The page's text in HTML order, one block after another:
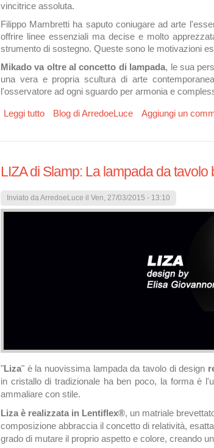
vincitrice assoluta.
Filippo Mambretti ha saputo coniugare ad arte
offrire linee essenziali ma decise e molto
strumento di sostegno. Queste sono le motivazioni
Mikado va oltre al concetto di lampada, le sua
una vera e propria scultura di arte
l'osservatore ad ogni sguardo per armonia e
Leggi tuttosu Young&Design 2015: Vince Morosini
Blog di ArredoeLuce Aggiungi un
LIZA di Slamp: La lampada da
Inviato daArredoeLuce il Ven, 27/03/2015 - 13:10
"Liza" è la nuovissima lampada da tavolo di design
in cristallo di tradizionale ha ben poco, la forma è
ammaliare con stile.
Liza è realizzata in Lentiflex®, un matriale
composizione abbraccia il concetto di relatività,
grado di mutare il proprio aspetto e colore, creando